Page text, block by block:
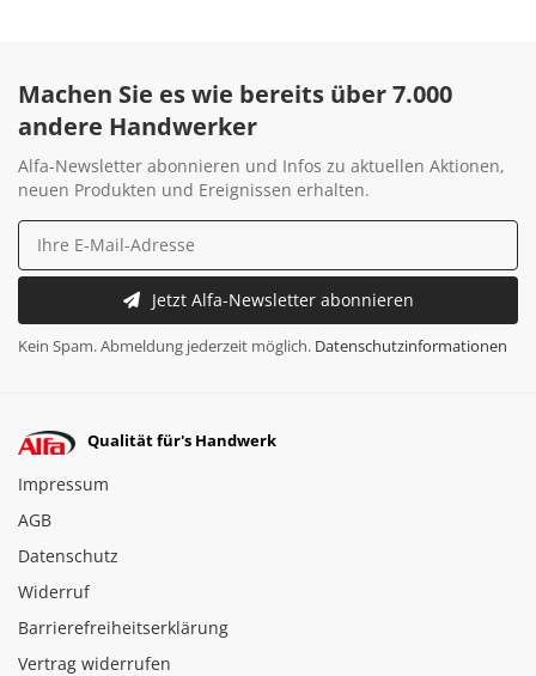
Machen Sie es wie bereits über 7.000
andere Handwerker
Alfa-Newsletter abonnieren und Infos zu aktuellen Aktionen,
neuen Produkten und Ereignissen erhalten.
Jetzt Alfa-Newsletter abonnieren
Kein Spam. Abmeldung jederzeit möglich. Datenschutzinformationen
Qualität für's Handwerk
Impressum
AGB
Datenschutz
Widerruf
Barrierefreiheitserklärung
Vertrag widerrufen